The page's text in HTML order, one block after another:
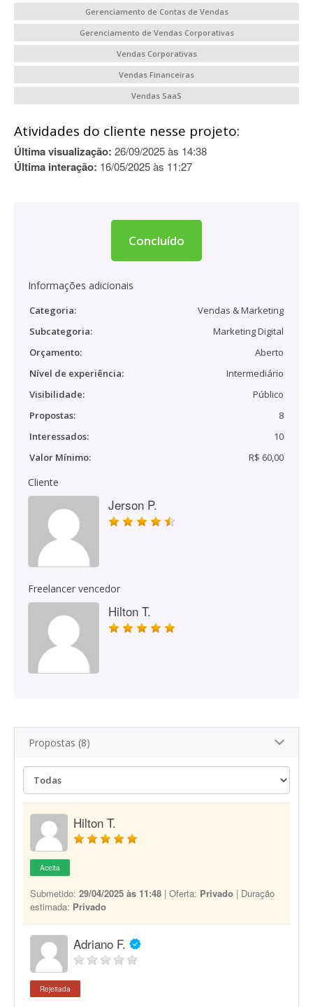
Gerenciamento de Contas de Vendas
Gerenciamento de Vendas Corporativas
Vendas Corporativas
Vendas Financeiras
Vendas SaaS
Atividades do cliente nesse projeto:
Última visualização: 26/09/2025 às 14:38
Última interação: 16/05/2025 às 11:27
Concluído
Informações adicionais
Categoria:
Vendas & Marketing
Subcategoria:
Marketing Digital
Orçamento:
Aberto
Nível de experiência:
Intermediário
Visibilidade:
Público
Propostas:
8
Interessados:
10
Valor Mínimo:
R$ 60,00
Cliente
Jerson P.
Freelancer vencedor
Hilton T.
Propostas (8)
Hilton T.
Aceita
Submetido: 29/04/2025 às 11:48 | Oferta: Privado | Duração
estimada: Privado
Adriano F.
Rejeitada